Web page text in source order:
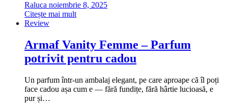
Raluca noiembrie 8, 2025
Citește mai mult
Review
Armaf Vanity Femme – Parfum
potrivit pentru cadou
Un parfum într-un ambalaj elegant, pe care aproape că îl poți
face cadou așa cum e — fără fundițe, fără hârtie lucioasă, e
pur și…